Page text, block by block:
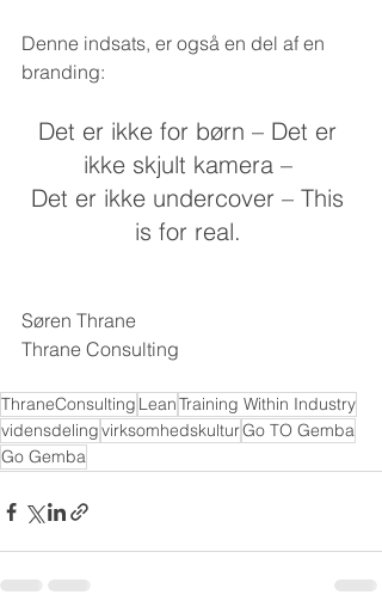
Denne indsats, er også en del af en
branding:
Det er ikke for børn – Det er
ikke skjult kamera –
Det er ikke undercover – This
is for real.
Søren Thrane
Thrane Consulting
ThraneConsulting LeanTraining Within Industry
vidensdelingvirksomhedskulturGo TO Gemba
Go Gemba